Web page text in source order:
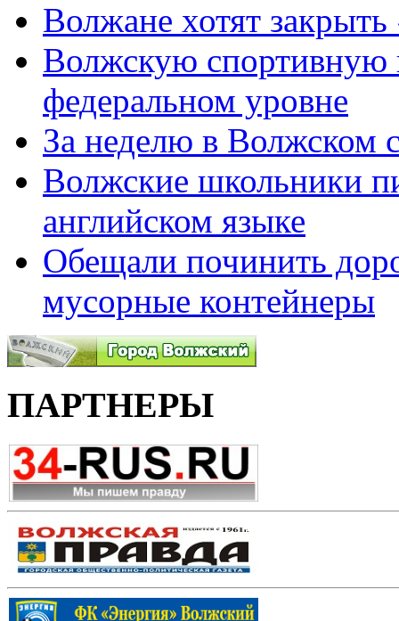
Волжане хотят
Волжскую спортивную
федеральном уровне
За неделю в Волжском
Волжские школьники
английском языке
Обещали починить
мусорные контейнеры
ПАРТНЕРЫ